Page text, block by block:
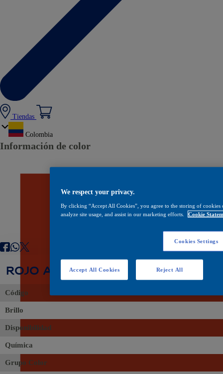
Tiendas
Colombia
Información de color
ROJO ATREVIDO
Código
Brillo
Disponibilidad
Química
Grupo Color
We respect your privacy.
By clicking “Accept All Cookies”, you agree to the storing of
analyze site usage, and assist in our marketing efforts.
Cookie
Cookies Settings
Reject All
Accept All Cookies